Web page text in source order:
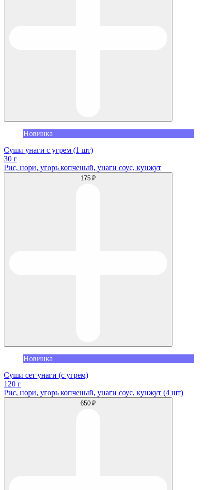
Новинка
Суши унаги с угрем (1 шт)
30 г
Рис, нори, угорь копченый, унаги соус, кунжут
175 ₽
Новинка
Суши сет унаги (с угрем)
120 г
Рис, нори, угорь копченый, унаги соус, кунжут (4 шт)
650 ₽